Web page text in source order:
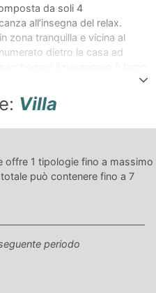
da soli 4
all’insegna del relax.
zona tranquilla e vicina al
dietro la casa ad
di Tv satellitare,
a microonde, frigo
su richiesta (non
più vicino: n°16.
nel prezzo. Asciugamani
e divano letto singolo,
+ letto singolo), bagno con
mobili per poter pranzare.
box doccia, 1 bagno con
e lato strada) con
Villa
offre 1 tipologie fino a massimo
può contenere fino a 7
periodo